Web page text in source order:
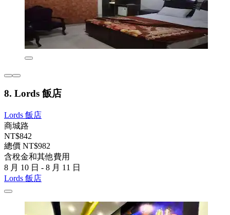
8. Lords 飯店
Lords 飯店
商城路
NT$842
總價 NT$982
含稅金和其他費用
8 月 10 日 - 8 月 11 日
Lords 飯店